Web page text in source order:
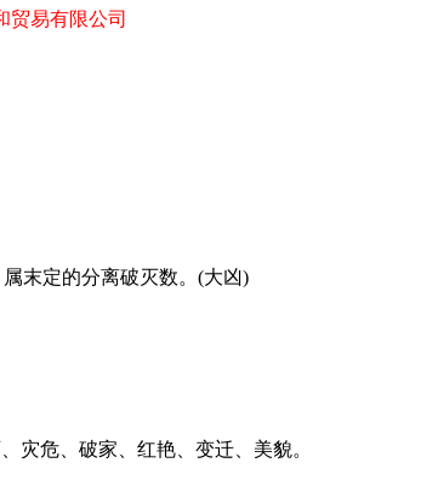
贸易有限公司
末定的分离破灭数。(大凶)
危、破家、红艳、变迁、美貌。